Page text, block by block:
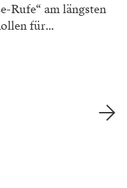
Rufe“ am längsten
für...